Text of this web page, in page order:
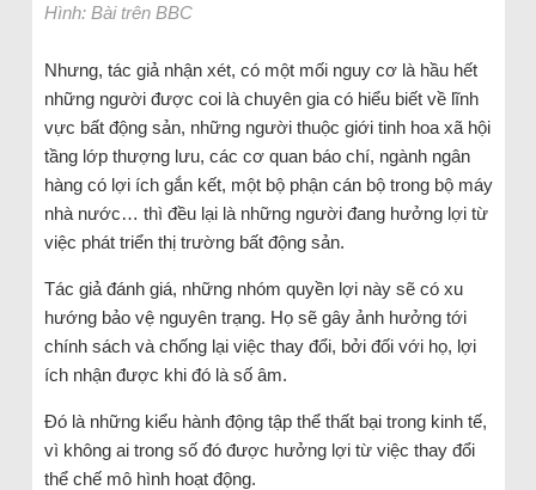
Hình: Bài trên BBC
Nhưng, tác giả nhận xét, có một mối nguy cơ là hầu hết
những người được coi là chuyên gia có hiểu biết về lĩnh
vực bất động sản, những người thuộc giới tinh hoa xã hội
tầng lớp thượng lưu, các cơ quan báo chí, ngành ngân
hàng có lợi ích gắn kết, một bộ phận cán bộ trong bộ máy
nhà nước… thì đều lại là những người đang hưởng lợi từ
việc phát triển thị trường bất động sản.
Tác giả đánh giá, những nhóm quyền lợi này sẽ có xu
hướng bảo vệ nguyên trạng. Họ sẽ gây ảnh hưởng tới
chính sách và chống lại việc thay đổi, bởi đối với họ, lợi
ích nhận được khi đó là số âm.
Đó là những kiểu hành động tập thể thất bại trong kinh tế,
vì không ai trong số đó được hưởng lợi từ việc thay đổi
thể chế mô hình hoạt động.